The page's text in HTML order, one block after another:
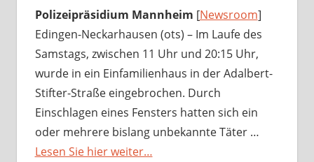
Polizeipräsidium Mannheim [Newsroom]
Edingen-Neckarhausen (ots) – Im Laufe des
Samstags, zwischen 11 Uhr und 20:15 Uhr,
wurde in ein Einfamilienhaus in der Adalbert-
Stifter-Straße eingebrochen. Durch
Einschlagen eines Fensters hatten sich ein
oder mehrere bislang unbekannte Täter …
Lesen Sie hier weiter…